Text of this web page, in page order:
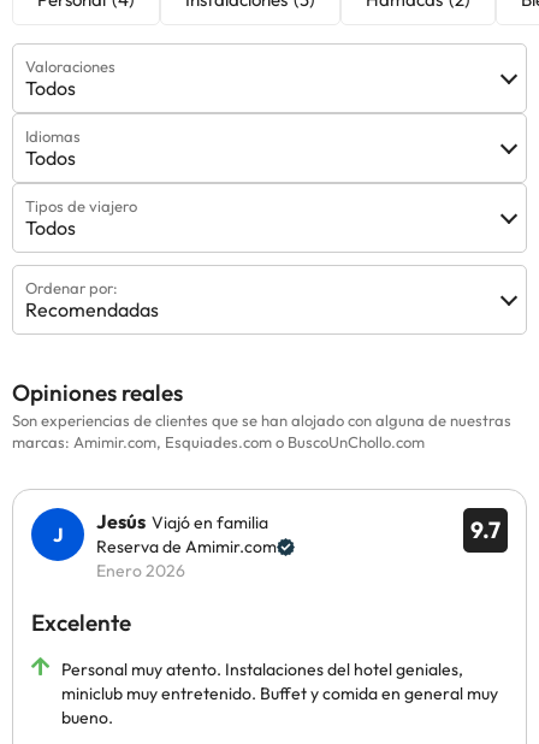
Valoraciones
Todos
Idiomas
Todos
Tipos de viajero
Todos
Ordenar por:
Recomendadas
Opiniones reales
Son experiencias de clientes que se han alojado con alguna de nuestras
marcas: Amimir.com, Esquiades.com o BuscoUnChollo.com
9.7
Jesús Viajó en familia
Reserva de Amimir.com
Enero 2026
Excelente
Personal muy atento. Instalaciones del hotel geniales,
miniclub muy entretenido. Buffet y comida en general muy
bueno.